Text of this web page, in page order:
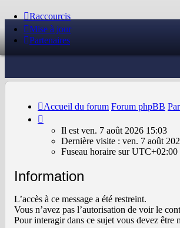
Raccourcis
Mise à jour
Partenaires
Accueil du forum Forum phpBB
est
ven.
15:03
Il est ven. 7 août 2026 15:03
Dernière visite : ven. 7 août
Fuseau horaire surUTC+02:00
Information
L’accès à ce message a été restreint.
Vous n’avez pas l’autorisation de voir le
Pour interagir dans ce sujet vous devez être